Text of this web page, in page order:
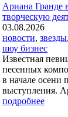
Ариана Гранде
творческую
03.08.2026
новости, звезды,
шоу бизнес
Известная
песенных
в начале осени
выступления.
подробнее